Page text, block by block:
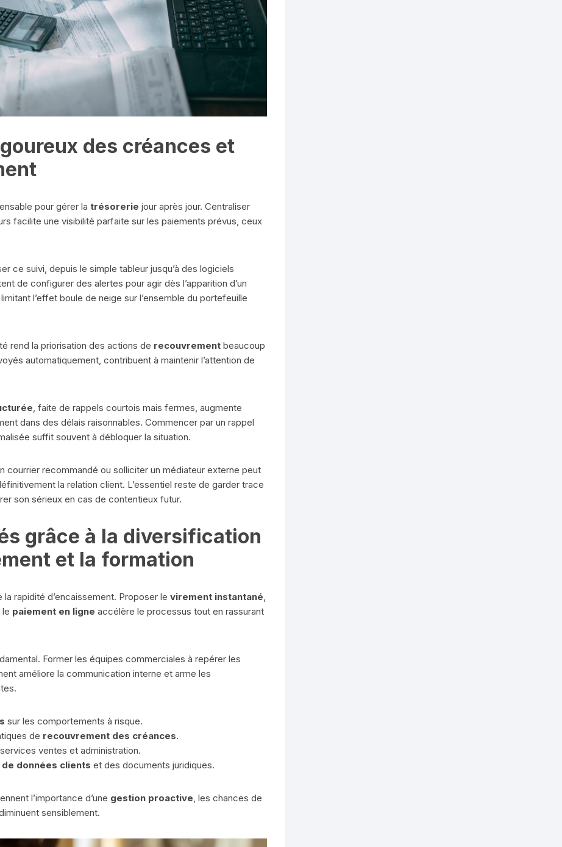
des créances et
pour gérer la trésorerie jour après jour. Centraliser
facilite une visibilité parfaite sur les paiements prévus, ceux
ce suivi, depuis le simple tableur jusqu’à des logiciels
de configurer des alertes pour agir dès l’apparition d’un
l’effet boule de neige sur l’ensemble du portefeuille
rend la priorisation des actions de recouvrement beaucoup
automatiquement, contribuent à maintenir l’attention de
, faite de rappels courtois mais fermes, augmente
dans des délais raisonnables. Commencer par un rappel
suffit souvent à débloquer la situation.
courrier recommandé ou solliciter un médiateur externe peut
la relation client. L’essentiel reste de garder trace
son sérieux en cas de contentieux futur.
grâce à la diversification
et la formation
la rapidité d’encaissement. Proposer le virement instantané,
paiement en ligne accélère le processus tout en rassurant
Former les équipes commerciales à repérer les
améliore la communication interne et arme les
sur les comportements à risque.
de recouvrement des créances.
ventes et administration.
de données clients et des documents juridiques.
l’importance d’une gestion proactive, les chances de
sensiblement.